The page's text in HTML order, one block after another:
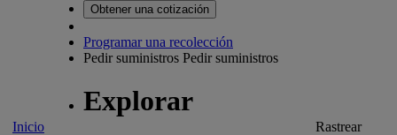
Inicio
Obtener una cotización
Programar una recolección
Pedir suministros Pedir suministros
Explorar
Rastrear